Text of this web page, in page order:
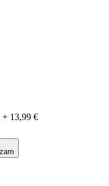
+ 13,99 €